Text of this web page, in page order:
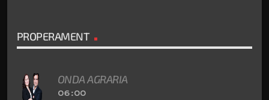
PROPERAMENT
ONDA AGRARIA
06:00